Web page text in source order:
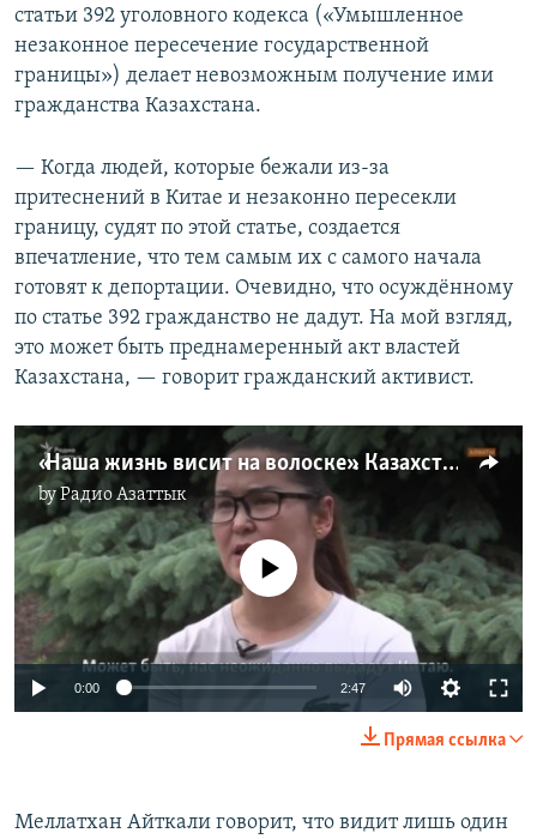
статьи 392 уголовного кодекса («Умышленное
незаконное пересечение государственной
границы») делает невозможным получение ими
гражданства Казахстана.
— Когда людей, которые бежали из-за
притеснений в Китае и незаконно пересекли
границу, судят по этой статье, создается
впечатление, что тем самым их с самого начала
готовят к депортации. Очевидно, что осуждённому
по статье 392 гражданство не дадут. На мой взгляд,
это может быть преднамеренный акт властей
Казахстана, — говорит гражданский активист.
«Наша жизнь висит на волоске». Казахстан отказал беженцам из Синьцзяна в гражданстве
byРадио Азаттык
No media source currently available
0:00 2:47
Прямая ссылка
Меллатхан Айткали говорит, что видит лишь один